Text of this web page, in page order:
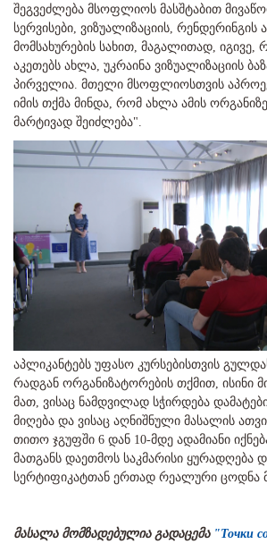
შეგვეძლება მსოფლიოს მასშტაბით
სერვისები, ვიზუალიზაციის, რენდერინგის
მომსახურების სახით, მაგალითად, იგივე,
აკეთებს ახლა, უკრაინა ვიზუალიზაციის
პირველია. მთელი მსოფლიოსთვის
იმის თქმა მინდა, რომ ახლა ამის
მარტივად შეიძლება".
აპლიკანტებს უფასო კურსებისთვის
რადგან ორგანიზატორების თქმით, ისინი
მათ, ვისაც ნამდვილად სჭირდება
მიღება და ვისაც აღნიშნული მასალის
თითო ჯგუფში 6 დან 10-მდე ადამიანი
მათგანს დაეთმოს საკმარისი ყურადღება
სერტიფიკატთან ერთად რეალური ცოდნა
მასალა მომზადებულია გადაცემა "Точки